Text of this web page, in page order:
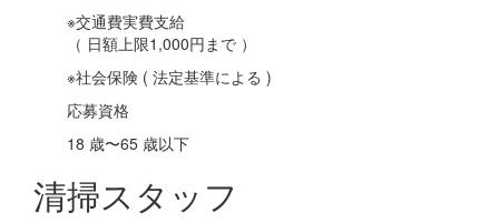
※交通費実費支給
（ 日額上限1,000円まで ）
※社会保険 ( 法定基準による )
応募資格
18 歳〜65 歳以下
清掃スタッフ